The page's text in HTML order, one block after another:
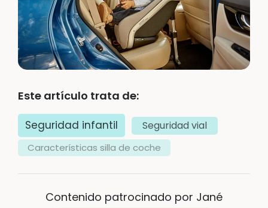
Este artículo trata de:
Seguridad infantil Seguridad vial
Características silla de coche
Contenido patrocinado por Jané